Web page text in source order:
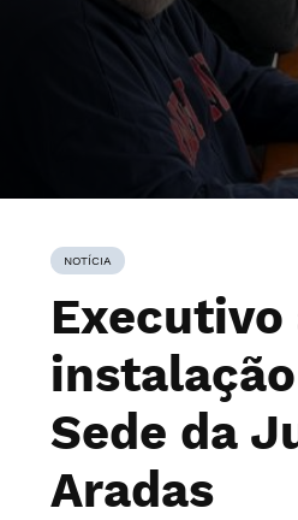
NOTÍCIA
Sede da
Aradas